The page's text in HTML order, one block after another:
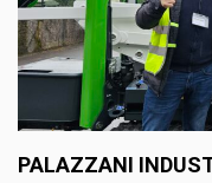
PALAZZANI